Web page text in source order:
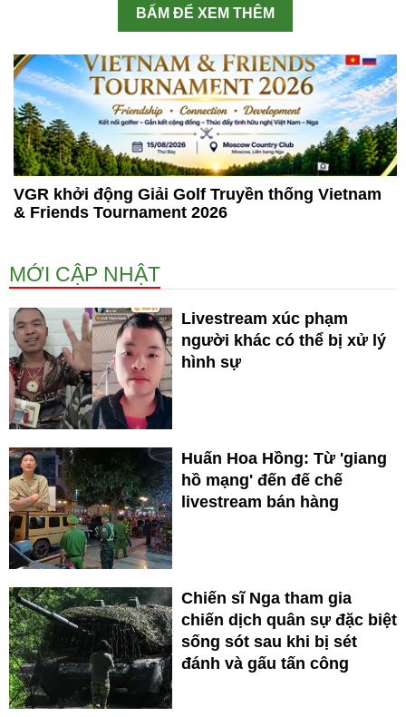
BẤM ĐỂ XEM THÊM
VGR khởi động Giải Golf Truyền thống Vietnam
& Friends Tournament 2026
MỚI CẬP NHẬT
Livestream xúc phạm
người khác có thể bị xử lý
hình sự
Huấn Hoa Hồng: Từ 'giang
hồ mạng' đến đế chế
livestream bán hàng
Chiến sĩ Nga tham gia
chiến dịch quân sự đặc biệt
sống sót sau khi bị sét
đánh và gấu tấn công